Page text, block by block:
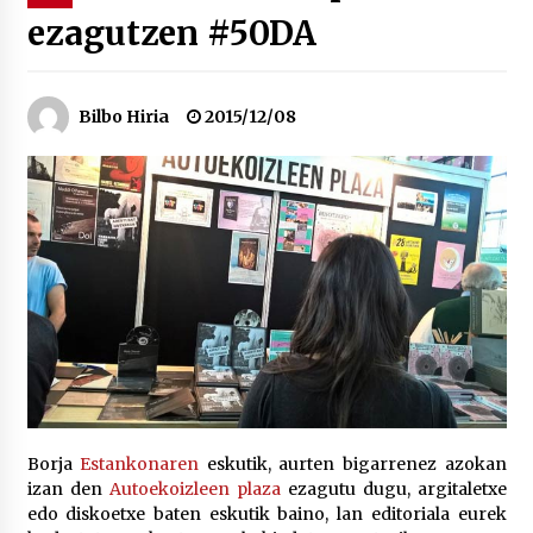
Bakaikuko barnetegitik gazteek egindako saio
berezia
2026/07/16
Tuba eta bonbardinoaren astea, Bilboko
Kontserbatorioan protagonista
2026/07/16
Auzoportala : 1×04 Auzofoniak
2026/07/15
Gaur abitua da Bilbao bbk live jaialdia
2026/07/09
ezagutzen #50DA
Bilbo Hiria 2015/12/08
BorjaEstankonaren eskutik, aurten bigarrenez azokan
izan den Autoekoizleen plazaezagutu dugu, argitaletxe
edo diskoetxe baten eskutik baino, lan editoriala eurek